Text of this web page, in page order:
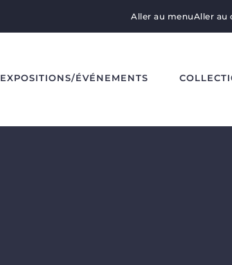
Aller au menuAller au
EXPOSITIONS/ÉVÉNEMENTS